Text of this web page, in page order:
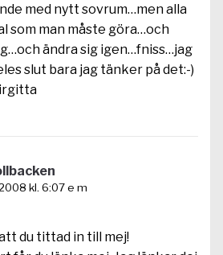
med nytt sovrum…men alla
som man måste göra…och
ändra sig igen…fniss…jag
slut bara jag tänker på det:-)
kl. 6:07 e m
du tittad in till mej!